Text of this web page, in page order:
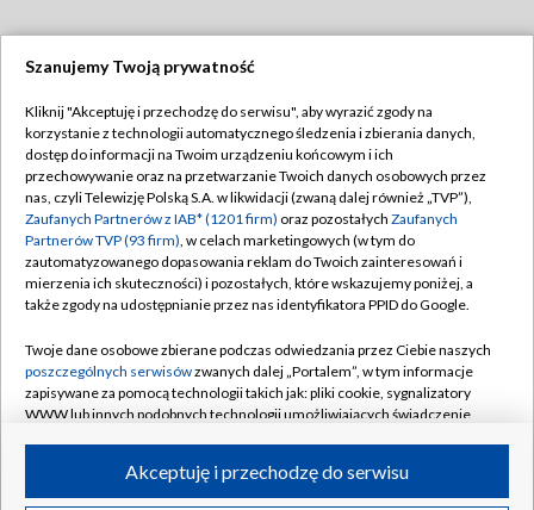
TVP
Abonament TVP
Emisja w TVP
Centrum informacji TVP
Naziemna Telewizja Cyfrowa
Rada Programowa
System NOS
Informacje o nadawcy
Program dla prasy
Regulamin TVP
Polityka prywatności
Moje zgody
Pomoc
Kontakt
Kanały
Szanujemy Twoją prywatność
Kliknij "Akceptuję i przechodzę do serwisu", aby wyrazić zgody na
korzystanie z technologii automatycznego śledzenia i zbierania danych,
dostęp do informacji na Twoim urządzeniu końcowym i ich
przechowywanie oraz na przetwarzanie Twoich danych osobowych przez
nas, czyli Telewizję Polską S.A. w likwidacji (zwaną dalej również „TVP”),
Zaufanych Partnerów z IAB* (1201 firm) oraz pozostałych Zaufanych
Partnerów TVP (93 firm), w celach marketingowych (w tym do
zautomatyzowanego dopasowania reklam do Twoich zainteresowań i
mierzenia ich skuteczności) i pozostałych, które wskazujemy poniżej, a
także zgody na udostępnianie przez nas identyfikatora PPID do Google.
Twoje dane osobowe zbierane podczas odwiedzania przez Ciebie naszych
poszczególnych serwisówzwanych dalej „Portalem”, w tym informacje
zapisywane za pomocą technologii takich jak: pliki cookie, sygnalizatory
WWW lub innych podobnych technologii umożliwiających świadczenie
ruchu w Internecie.Akceptuję i przechodzę do serwisu